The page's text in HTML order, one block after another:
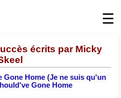
☰
écrits par Micky
Gone Home (Je ne suis qu'un
Gone Home